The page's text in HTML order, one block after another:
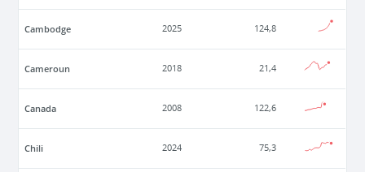
Cambodge 2025 124,8
Cameroun 2018 21,4
Canada 2008 122,6
Chili 2024 75,3